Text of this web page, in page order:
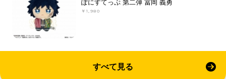
ぽにすてっぷ 第二弾 冨岡 義勇
￥1,980
すべて見る